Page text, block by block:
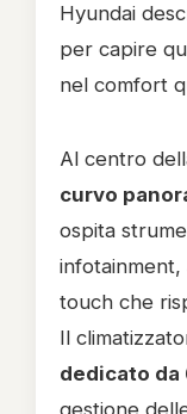
Hyundai
per capire
nel comfort
Al centro
curvo
ospita
infotainment,
touch che
Il
dedicato da
gestione